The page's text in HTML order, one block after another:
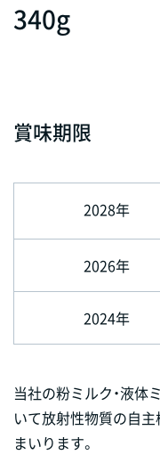
340g
賞味期限
2028年
2026年
2024年
当社の粉ミルク・液
いて放射性物質の自
まいります。